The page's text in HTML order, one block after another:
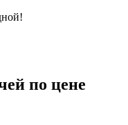
по цене